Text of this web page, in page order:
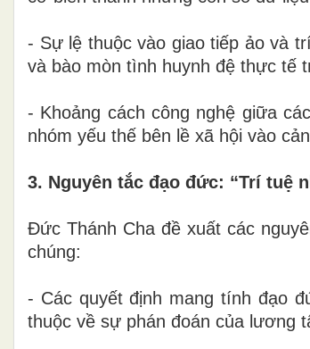
- Sự lệ thuộc vào giao tiếp ảo và
và bào mòn tình huynh đệ thực tế
- Khoảng cách công nghệ giữa
nhóm yếu thế bên lề xã hội vào
3. Nguyên tắc đạo đức: “Trí tuệ
Đức Thánh Cha đề xuất các
chúng:
- Các quyết định mang tính đạo
thuộc về sự phán đoán của lương